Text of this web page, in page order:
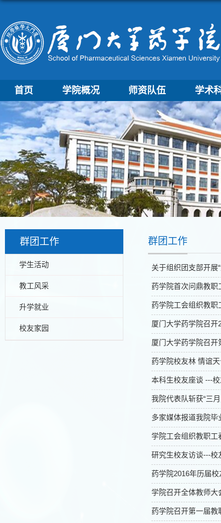
首页 学院概况 师资队伍 学术
群团工作
学生活动
教工风采
升学就业
校友家园
群团工作
关于组织团支部开展
药学院首次问鼎教职
药学院工会组织教职
厦门大学药学院召开
厦门大学药学院召
药学院校友林 情谊
本科生校友座谈 ---
我院代表队斩获“三
多家媒体报道我院
学院工会组织教职工
研究生校友访谈---校
药学院2016年历届
学院召开全体教师大
药学院召开第一届